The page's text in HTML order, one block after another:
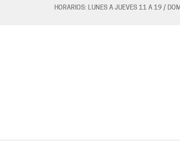
HORARIOS: LUNES A JUEVES 11 A 19 /